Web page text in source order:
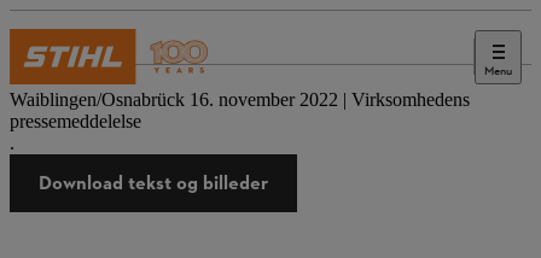
Menu
Presse
Waiblingen/Osnabrück 16. november 2022 | Virksomhedens
pressemeddelelse
.
Download tekst og billeder